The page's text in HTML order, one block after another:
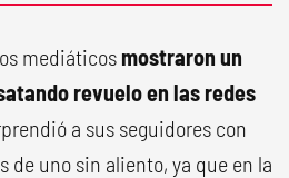
mediáticos mostraron un
revuelo en las redes
a sus seguidores con
de uno sin aliento, ya que en la